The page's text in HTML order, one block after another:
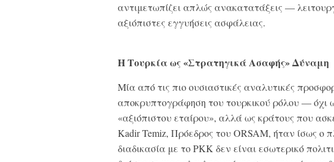
αντιμετωπίζει απλώς ανακατατάξεις —
αξιόπιστες εγγυήσεις ασφάλειας.
Η Τουρκία ως «Στρατηγικά Ασαφής» Δύναμη
Μία από τις πιο ουσιαστικές αναλυτικές
αποκρυπτογράφηση του τουρκικού ρόλου — όχι
«αξιόπιστου εταίρου», αλλά ως κράτους που
Kadir Temiz, Πρόεδρος του ORSAM, ήταν ίσως ο
διαδικασία με το PKK δεν είναι εσωτερικό